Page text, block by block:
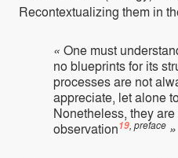
Recontextualizing them in
« One must
no blueprints for its
processes are not
appreciate, let alone
Nonetheless, they
observation19, preface »